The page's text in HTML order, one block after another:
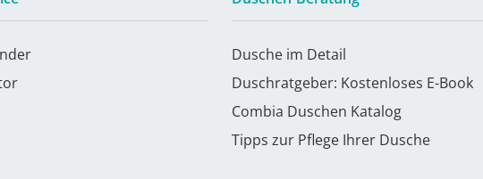
Dusche im Detail
Duschratgeber: Kostenloses E-Book
Combia Duschen Katalog
Tipps zur Pflege Ihrer Dusche